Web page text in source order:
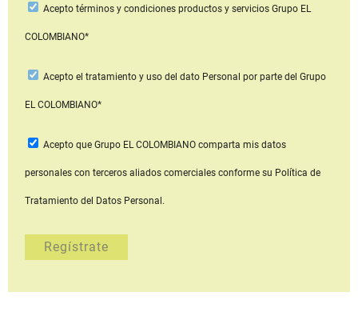
Aceptotérminos y condiciones productos y serviciosGrupo EL
COLOMBIANO*
Acepto el tratamiento y uso del dato Personal por parte del Grupo
EL COLOMBIANO*
Acepto que Grupo EL COLOMBIANOcomparta mis datos
personales con terceros aliados comerciales conforme su Política de
Tratamiento del Datos Personal.